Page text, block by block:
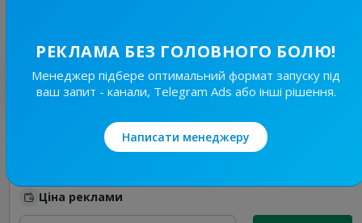
Найкращі за темою
19.7K/
3.8K
Новини Львівщини та України
Ціна реклами
РЕКЛАМА БЕЗ ГОЛОВНОГО БОЛЮ!
Менеджер підбере оптимальний формат запуску під
ваш запит - канали, Telegram Ads або інші рішення.
Написати менеджеру